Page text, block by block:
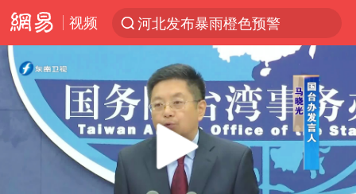
视频
河北发布暴雨橙色预警
人形机器人第一股
多地银行上调存款利率
上海地铁4条线路全线停运
白海豚路径图